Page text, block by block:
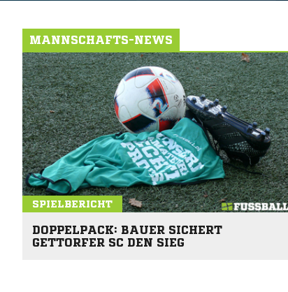
MANNSCHAFTS-NEWS
SPIELBERICHT
DOPPELPACK: BAUER SICHERT
GETTORFER SC DEN SIEG